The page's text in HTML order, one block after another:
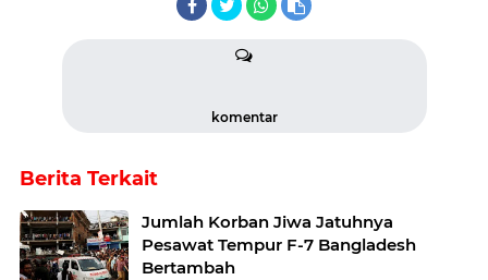
komentar
Berita Terkait
Jumlah Korban Jiwa Jatuhnya
Pesawat Tempur F-7 Bangladesh
Bertambah